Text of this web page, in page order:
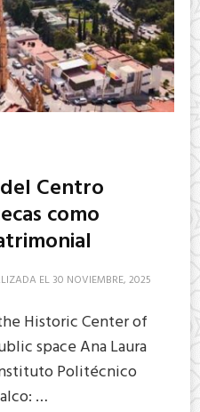
Centro
como
EL30 NOVIEMBRE, 2025
Historic Center of
space Ana Laura
Politécnico
…